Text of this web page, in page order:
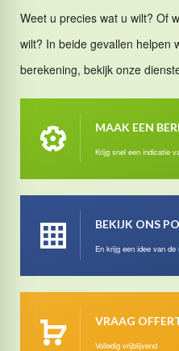
Weet u precies wat u wilt? Of
wilt? In beide gevallen helpen
berekening, bekijk onze
MAAK EEN
Krijg snel een indicatie
BEKIJK ONS
En krijg een idee van de
VRAAG
Volledig vrijblijvend